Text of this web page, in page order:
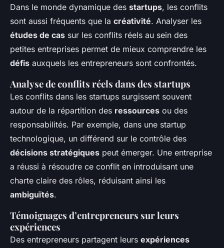
Dans le monde dynamique des startups, les conflits
sont aussi fréquents que la créativité. Analyser les
études de cas sur les conflits réels au sein des
petites entreprises permet de mieux comprendre les
défis auxquels les entrepreneurs sont confrontés.
Analyse de conflits réels dans des startups
Les conflits dans les startups surgissent souvent
autour de la répartition des ressources ou des
responsabilités. Par exemple, dans une startup
technologique, un différend sur le contrôle des
décisions stratégiques peut émerger. Une entreprise
a réussi à résoudre ce conflit en introduisant une
charte claire des rôles, réduisant ainsi les
ambiguïtés.
Témoignages d’entrepreneurs sur leurs
expériences
Des entrepreneurs partagent leurs expériences